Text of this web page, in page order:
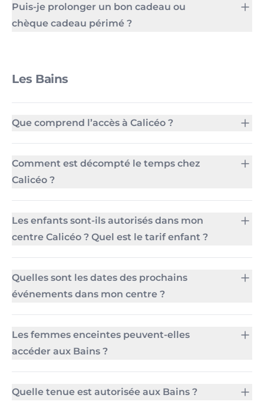
Puis-je prolonger un bon cadeau ou
chèque cadeau périmé ?
Les Bains
Que comprend l’accès à Calicéo ?
Comment est décompté le temps chez
Calicéo ?
Les enfants sont-ils autorisés dans mon
centre Calicéo ? Quel est le tarif enfant ?
Quelles sont les dates des prochains
événements dans mon centre ?
Les femmes enceintes peuvent-elles
accéder aux Bains ?
Quelle tenue est autorisée aux Bains ?